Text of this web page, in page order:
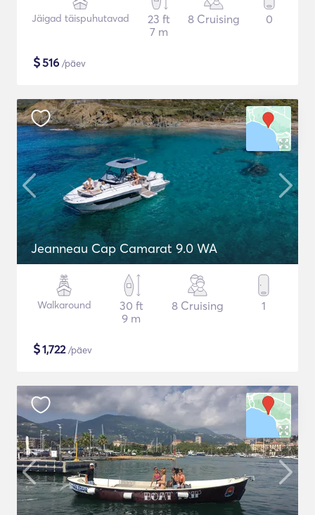
Jäigad täispuhutavad
23 ft
7 m
8 Cruising 0
$516 /päev
Jeanneau Cap Camarat 9.0 WA
Walkaround
30 ft
9 m
8 Cruising 1
$1,722/päev